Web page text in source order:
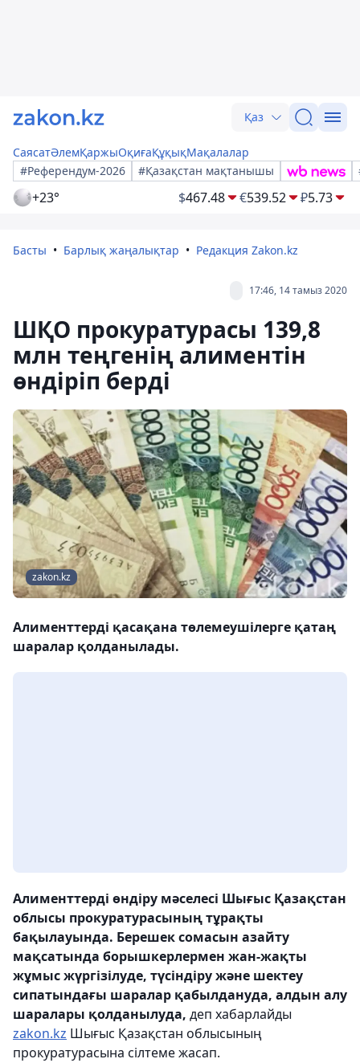
Қаз
СаясатӘлемҚаржыОқиғаҚұқықМақалалар
#Референдум-2026
#Қазақстан мақтанышы
+23° $467.48 €539.52 ₽5.73
Басты Барлық жаңалықтар Редакция Zakon.kz
17:46, 14 тамыз 2020
ШҚО прокуратурасы 139,8
млн теңгенің алиментін
өндіріп берді
zakon.kz
Алименттерді қасақана төлемеушілерге қатаң
шаралар қолданылады.
Алименттерді өндіру мәселесі Шығыс Қазақстан
облысы прокуратурасының тұрақты
бақылауында. Берешек сомасын азайту
мақсатында борышкерлермен жан-жақты
жұмыс жүргізілуде, түсіндіру және шектеу
сипатындағы шаралар қабылдануда, алдын алу
шаралары қолданылуда, деп хабарлайды
zakon.kz Шығыс Қазақстан облысының
прокуратурасына сілтеме жасап.